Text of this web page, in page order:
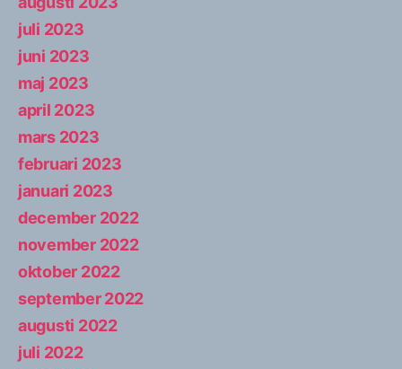
juli 2023
juni 2023
maj 2023
april 2023
mars 2023
februari 2023
januari 2023
december 2022
november 2022
oktober 2022
september 2022
augusti 2022
juli 2022